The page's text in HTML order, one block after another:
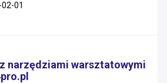
01
narzędziami warsztatowymi